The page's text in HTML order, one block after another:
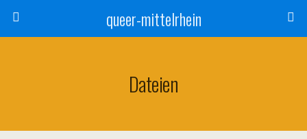
queer-mittelrhein
Dateien